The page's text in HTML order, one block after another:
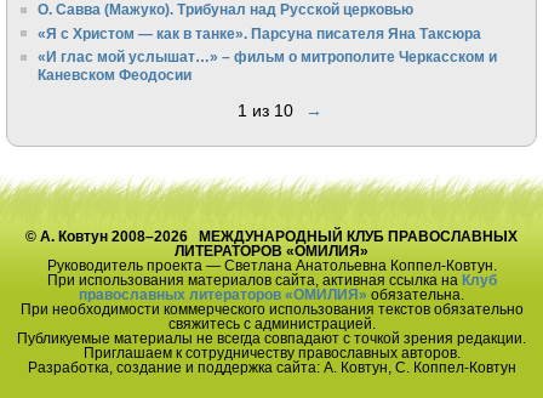
О. Савва (Мажуко). Трибунал над Русской церковью
«Я с Христом — как в танке». Парсуна писателя Яна Таксюра
«И глас мой услышат…» – фильм о митрополите Черкасском и
Каневском Феодосии
1 из 10 →
© А. Ковтун 2008–2026 МЕЖДУНАРОДНЫЙ КЛУБ ПРАВОСЛАВНЫХ
ЛИТЕРАТОРОВ «ОМИЛИЯ»
Руководитель проекта — Светлана Анатольевна Коппел-Ковтун.
При использования материалов сайта, активная ссылка на Клуб
православных литераторов «ОМИЛИЯ» обязательна.
При необходимости коммерческого использования текстов обязательно
свяжитесь с администрацией.
Публикуемые материалы не всегда совпадают с точкой зрения редакции.
Приглашаем к сотрудничеству православных авторов.
Разработка, создание и поддержка сайта: А. Ковтун, С. Коппел-Ковтун